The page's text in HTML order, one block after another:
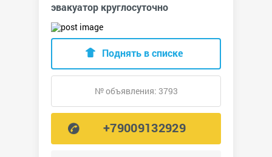
эвакуатор круглосуточно
Поднять в списке
№ объявления: 3793
+79009132929